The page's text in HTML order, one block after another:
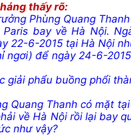
thấy rõ:
Phùng Quang
bay về Hà Nội.
22-6-2015 tại Hà Nội
ngơi) để ngày 24-6-
giải phẩu buồng phổi
Quang Thanh có mặt
về Hà Nội rồi lại bay
như vậy?